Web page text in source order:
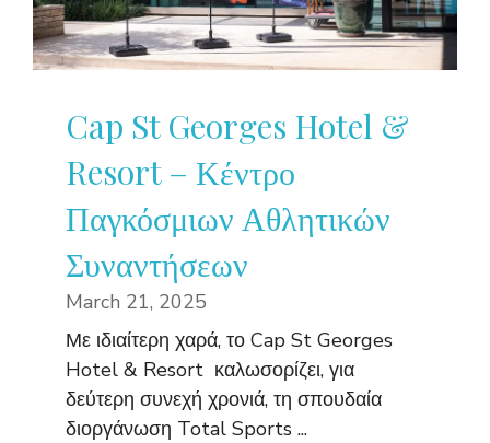
Cap St Georges Hotel &
Resort – Κέντρο
Παγκόσμιων Αθλητικών
Συναντήσεων
March 21, 2025
Με ιδιαίτερη χαρά, το Cap St Georges
Hotel & Resort καλωσορίζει, για
δεύτερη συνεχή χρονιά, τη σπουδαία
διοργάνωση Total Sports ...